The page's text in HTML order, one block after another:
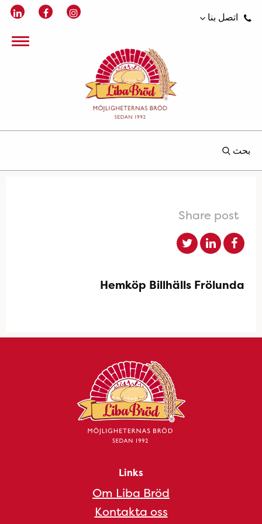
اتصل بنا
بحث
Share post
Hemköp Billhälls Frölunda
Links
Om Liba Bröd
Kontakta oss